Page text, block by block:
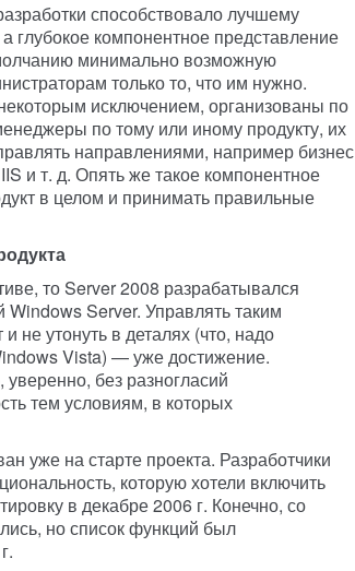
способствовало лучшему
глубокое компонентное представление
минимально возможную
только то, что им нужно.
исключением, организованы по
по тому или иному продукту, их
направлениями, например бизнес
и т. д. Опять же такое компонентное
в целом и принимать правильные
то Server 2008 разрабатывался
Server. Управлять таким
не утонуть в деталях (что, надо
Vista) — уже достижение.
без разногласий
тем условиям, в которых
уже на старте проекта. Разработчики
которую хотели включить
в декабре 2006 г. Конечно, со
но список функций был